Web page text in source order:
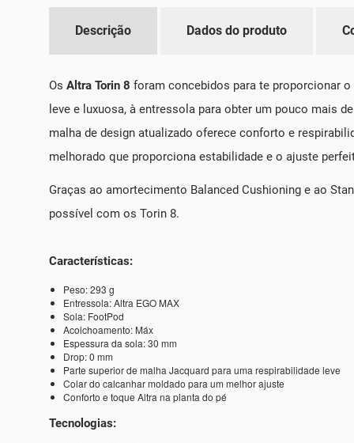
Descrição Dados do produto
Os Altra Torin 8 foram concebidos para te proporcionar
leve e luxuosa, à entressola para obter um pouco mais
malha de design atualizado oferece conforto e
melhorado que proporciona estabilidade e o ajuste
Graças ao amortecimento Balanced Cushioning e ao
possível com os Torin 8.
Características:
Peso: 293 g
Entressola: Altra EGO MAX
Sola: FootPod
Acolchoamento: Máx
Espessura da sola: 30 mm
Drop: 0 mm
Parte superior de malha Jacquard para uma respirabilidade leve
Colar do calcanhar moldado para um melhor ajuste
Conforto e toque Altra na planta do pé
Tecnologias: